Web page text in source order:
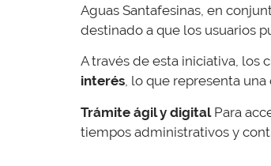
Aguas Santafesinas, en
destinado a que los usuarios
A través de esta iniciativa, los
interés, lo que representa
Trámite ágil y digitalPara
tiempos administrativos y